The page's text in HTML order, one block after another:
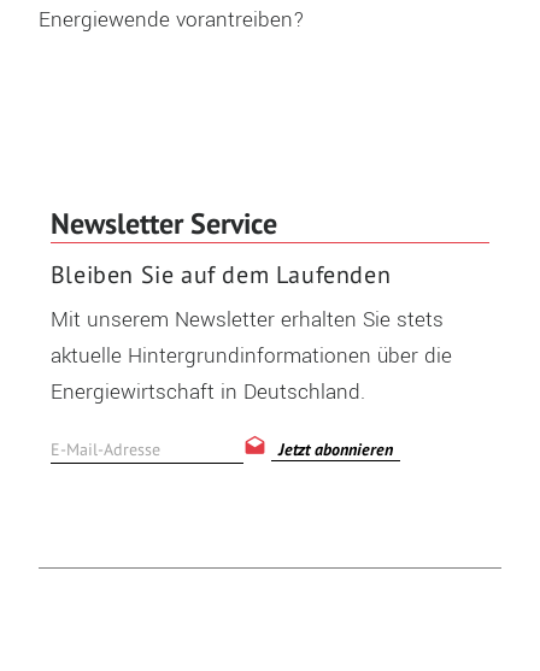
Energiewende vorantreiben?
Newsletter Service
Bleiben Sie auf dem Laufenden
Mit unserem Newsletter erhalten Sie stets
aktuelle Hintergrundinformationen über die
Energiewirtschaft in Deutschland.
Jetzt abonnieren